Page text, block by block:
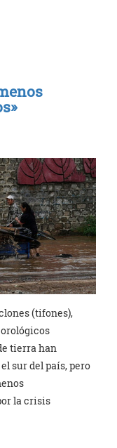
(tifones),
tierra han
sur del país, pero
la crisis